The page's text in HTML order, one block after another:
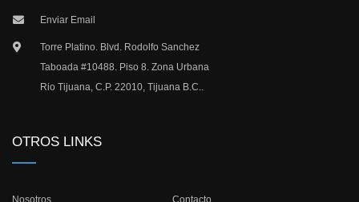
Enviar Email
Torre Platino. Blvd. Rodolfo Sanchez
Taboada #10488. Piso 8. Zona Urbana
Rio Tijuana, C.P. 22010, Tijuana B.C..
OTROS LINKS
Nosotros Contacto